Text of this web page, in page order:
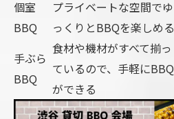
個室
BBQ
プライベートな空間でゆ
っくりとBBQを楽しめる
手ぶら
BBQ
食材や機材がすべて揃っ
ているので、手軽にBBQ
ができる